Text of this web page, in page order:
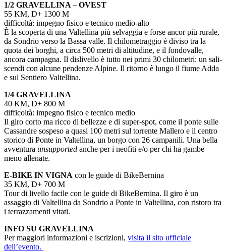
1/2 GRAVELLINA – OVEST
55 KM, D+ 1300 M
difficoltà: impegno fisico e tecnico medio-alto
È la scoperta di una Valtellina più selvaggia e forse ancor più rurale,
da Sondrio verso la Bassa valle. Il chilometraggio è diviso tra la
quota dei borghi, a circa 500 metri di altitudine, e il fondovalle,
ancora campagna. Il dislivello è tutto nei primi 30 chilometri: un sali-
scendi con alcune pendenze Alpine. Il ritorno è lungo il fiume Adda
e sul Sentiero Valtellina.
1/4 GRAVELLINA
40 KM, D+ 800 M
difficoltà: impegno fisico e tecnico medio
Il giro corto ma ricco di bellezze e di super-spot, come il ponte sulle
Cassandre sospeso a quasi 100 metri sul torrente Mallero e il centro
storico di Ponte in Valtellina, un borgo con 26 campanili. Una bella
avventura unsupported anche per i neofiti e/o per chi ha gambe
meno allenate.
E-BIKE IN VIGNA con le guide di BikeBernina
35 KM, D+ 700 M
Tour di livello facile con le guide di BikeBernina. Il giro è un
assaggio di Valtellina da Sondrio a Ponte in Valtellina, con ristoro tra
i terrazzamenti vitati.
INFO SU GRAVELLINA
Per maggiori informazioni e iscrizioni, visita il sito ufficiale
dell’evento.